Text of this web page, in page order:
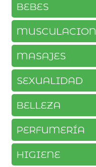
BEBES
MUSCULACION
MASAJES
SEXUALIDAD
BELLEZA
PERFUMERÍA
HIGIENE